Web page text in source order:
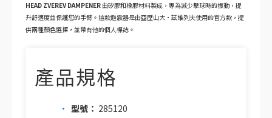
HEAD ZVEREV DAMPENER 由矽膠和橡膠材料製成，專為減少擊球時的振動，提
升舒適度並保護您的手臂。這款避震器是由亞歷山大·茲維列夫使用的官方款，提
供兩種顏色選擇，並帶有他的個人標誌。
產品規格
型號： 285120